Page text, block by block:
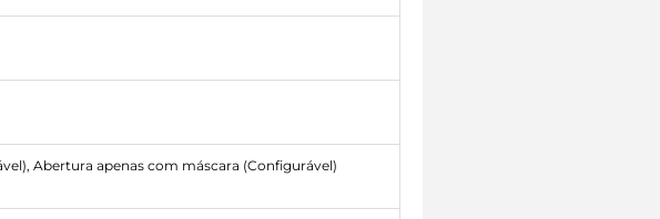
Abertura apenas com máscara (Configurável)